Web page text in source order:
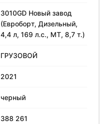
3010GD Новый завод
(Евроборт, Дизельный,
4,4 л, 169 л.с., МТ, 8,7 т.)
ГРУЗОВОЙ
2021
черный
388 261